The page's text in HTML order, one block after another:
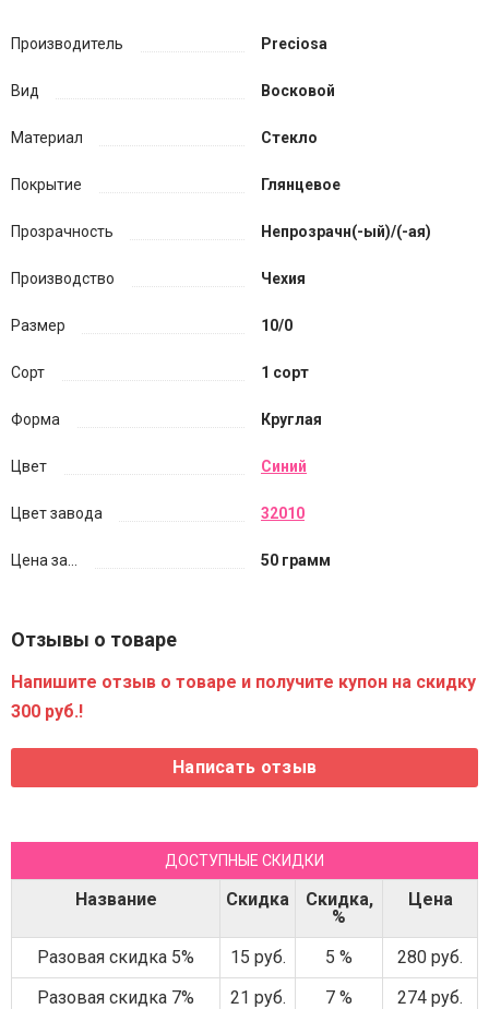
Производитель Preciosa
Вид Восковой
Материал Стекло
Покрытие Глянцевое
Прозрачность Непрозрачн(-ый)/(-ая)
Производство Чехия
Размер 10/0
Сорт 1 сорт
Форма Круглая
Цвет Синий
Цвет завода 32010
Цена за... 50 грамм
Отзывы о товаре
Напишите отзыв о товаре и получите купон на скидку
300 руб.!
ДОСТУПНЫЕ СКИДКИ
Название Скидка
Скидка,
%
Цена
Разовая скидка 5% 15 руб. 5 %
280 руб.
Разовая скидка 7%
21 руб. 7 %
274 руб.